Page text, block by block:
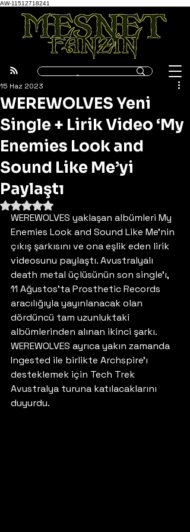
AW-11512718241
WEREWOLVES Yeni
Single + Lirik Video ‘My
Enemies Look and
Sound Like Me’yi
Paylaştı
15 Haz 2023
5 üzerinden NaN yıldız
WEREWOLVES yaklaşan albümleri My
Enemies Look and Sound Like Me’nin
çıkış şarkısını ve ona eşlik eden lirik
videosunu paylaştı. Avustralyalı
death metal üçlüsünün son single’ı,
11 Ağustos’ta Prosthetic Records
aracılığıyla yayınlanacak olan
dördüncü tam uzunluktaki
albümlerinden alınan ikinci şarkı.
WEREWOLVES ayrıca yakın zamanda
Ingested ile birlikte Archspire’ı
desteklemek için Tech Trek
Avustralya turuna katılacaklarını
duyurdu.